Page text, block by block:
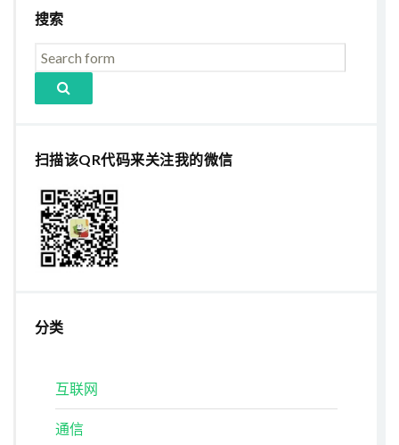
搜索
扫描该QR代码来关注我的微信
分类
互联网
通信